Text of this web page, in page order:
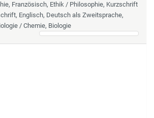
Französisch, Ethik / Philosophie, Kurzschrift
Englisch, Deutsch als Zweitsprache,
/ Chemie, Biologie